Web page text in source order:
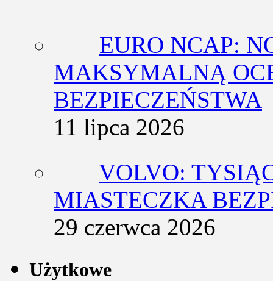
EURO NCAP:
MAKSYMALNĄ
BEZPIECZEŃSTWA
11 lipca 2026
VOLVO:
MIASTECZKA
29 czerwca 2026
Użytkowe